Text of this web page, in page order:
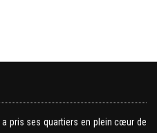
pris ses quartiers en plein cœur de